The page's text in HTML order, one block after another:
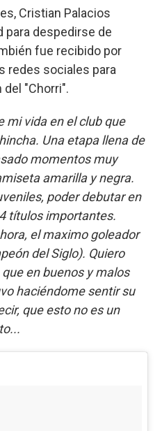
Cristian Palacios
para despedirse de
fue recibido por
redes sociales para
"Chorri".
mi vida en el club que
Una etapa llena de
momentos muy
amarilla y negra.
poder debutar en
títulos importantes.
el maximo goleador
del Siglo). Quiero
en buenos y malos
haciéndome sentir su
que esto no es un